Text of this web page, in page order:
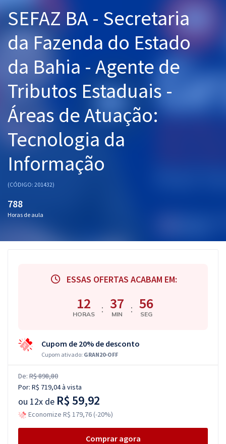
Cursos 20% OFF
Pós
Graduação
OAB
Mentorias
Questões grátis
Conteúdo gratuito
SEFAZ BA - Secretaria
da Fazenda do Estado
da Bahia - Agente de
Tributos Estaduais -
Áreas de Atuação:
Tecnologia da
Informação
(CÓDIGO: 201432)
788
Horas de aula
ESSAS OFERTAS ACABAM EM:
12
HORAS : 37
MIN : 56
SEG
Cupom de 20% de desconto
Cupom ativado: GRAN20-OFF
De: R$ 898,80
Por: R$ 719,04à vista
ou 12x de R$ 59,92
Economize R$ 179,76 (-20%)
Comprar agora